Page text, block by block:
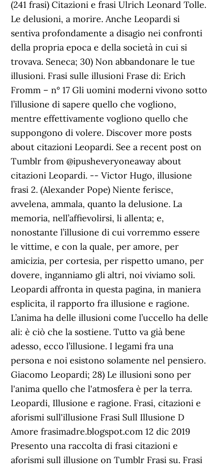
(241 frasi) Citazioni e frasi Ulrich Leonard Tolle.
Le delusioni, a morire. Anche Leopardi si
sentiva profondamente a disagio nei confronti
della propria epoca e della società in cui si
trovava. Seneca; 30) Non abbandonare le tue
illusioni. Frasi sulle illusioni Frase di: Erich
Fromm – n° 17 Gli uomini moderni vivono sotto
l’illusione di sapere quello che vogliono,
mentre effettivamente vogliono quello che
suppongono di volere. Discover more posts
about citazioni Leopardi. See a recent post on
Tumblr from @ipusheveryoneaway about
citazioni Leopardi. -- Victor Hugo, illusione
frasi 2. (Alexander Pope) Niente ferisce,
avvelena, ammala, quanto la delusione. La
memoria, nell’affievolirsi, li allenta; e,
nonostante l’illusione di cui vorremmo essere
le vittime, e con la quale, per amore, per
amicizia, per cortesia, per rispetto umano, per
dovere, inganniamo gli altri, noi viviamo soli.
Leopardi affronta in questa pagina, in maniera
esplicita, il rapporto fra illusione e ragione.
L’anima ha delle illusioni come l’uccello ha delle
ali: è ciò che la sostiene. Tutto va già bene
adesso, ecco l’illusione. I legami fra una
persona e noi esistono solamente nel pensiero.
Giacomo Leopardi; 28) Le illusioni sono per
l'anima quello che l'atmosfera è per la terra.
Leopardi, Illusione e ragione. Frasi, citazioni e
aforismi sull'illusione Frasi Sull Illusione D
Amore frasimadre.blogspot.com 12 dic 2019
Presento una raccolta di frasi citazioni e
aforismi sull illusione on Tumblr Frasi su. Frasi